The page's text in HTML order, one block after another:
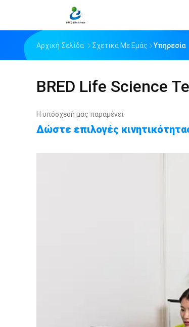
Αρχική Σελίδα Σχετικά Με Εμάς Υπηρεσία
BRED Life Science
Η υπόσχεσή μας παραμένει
Δώστε επιλογές